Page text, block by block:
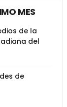
MES
de la
del
de